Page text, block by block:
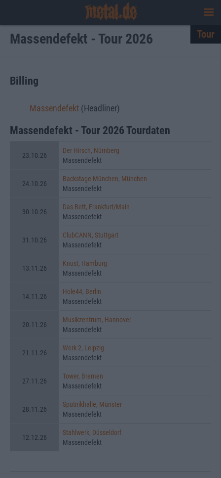
Massendefekt - Tour 2026 Tour
Billing
Massendefekt (Headliner)
Massendefekt - Tour 2026 Tourdaten
23.10.26
Der Hirsch, Nürnberg
Massendefekt
24.10.26
Backstage München, München
Massendefekt
30.10.26
Das Bett, Frankfurt/Main
Massendefekt
31.10.26
ClubCANN, Stuttgart
Massendefekt
13.11.26
Knust, Hamburg
Massendefekt
14.11.26
Hole44, Berlin
Massendefekt
20.11.26
Musikzentrum, Hannover
Massendefekt
21.11.26
Werk 2, Leipzig
Massendefekt
27.11.26
Tower, Bremen
Massendefekt
28.11.26
Sputnikhalle, Münster
Massendefekt
12.12.26
Stahlwerk, Düsseldorf
Massendefekt